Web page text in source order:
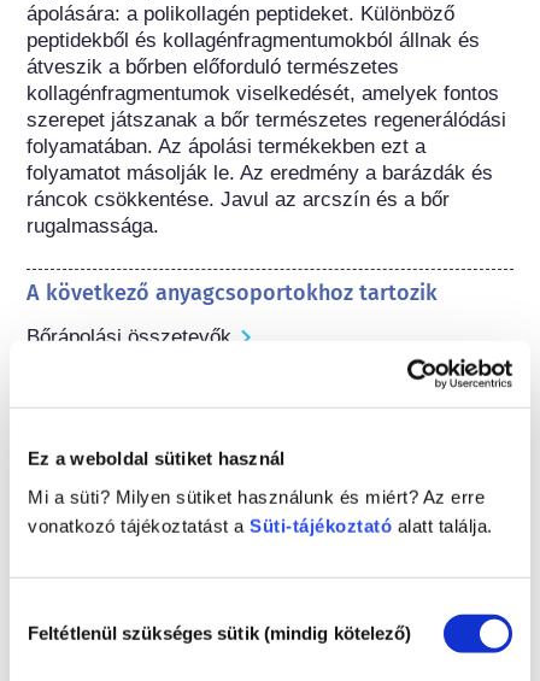
Ez a weboldal sütiket használ
Mi a süti? Milyen sütiket használunk és miért? Az erre
vonatkozó tájékoztatást a Süti-tájékoztató alatt találja.
kiválasztása
Feltétlenül szükséges sütik (mindig kötelező)
ápolására: a polikollagén peptideket. Különböző
peptidekből és kollagénfragmentumokból állnak és
átveszik a bőrben előforduló természetes
kollagénfragmentumok viselkedését, amelyek fontos
szerepet játszanak a bőr természetes regenerálódási
folyamatában. Az ápolási termékekben ezt a
folyamatot másolják le. Az eredmény a barázdák és
ráncok csökkentése. Javul az arcszín és a bőr
rugalmassága.
A következő anyagcsoportokhoz tartozik
Bőrápolási összetevők
Kérjük vegye figyelembe, hogy eltérő szabályozások
kívül.
A kozmetikumok